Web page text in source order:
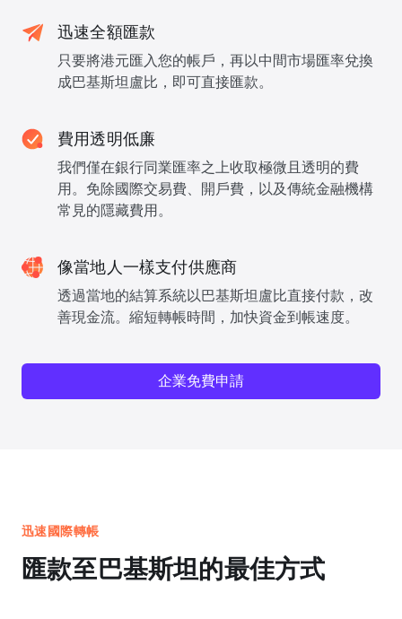
迅速全額匯款
只要將港元匯入您的帳戶，再以中間市場匯率兌換
成巴基斯坦盧比，即可直接匯款。
費用透明低廉
我們僅在銀行同業匯率之上收取極微且透明的費
用。免除國際交易費、開戶費，以及傳統金融機構
常見的隱藏費用。
像當地人一樣支付供應商
透過當地的結算系統以巴基斯坦盧比直接付款，改
善現金流。縮短轉帳時間，加快資金到帳速度。
企業免費申請
迅速國際轉帳
匯款至巴基斯坦的最佳方式